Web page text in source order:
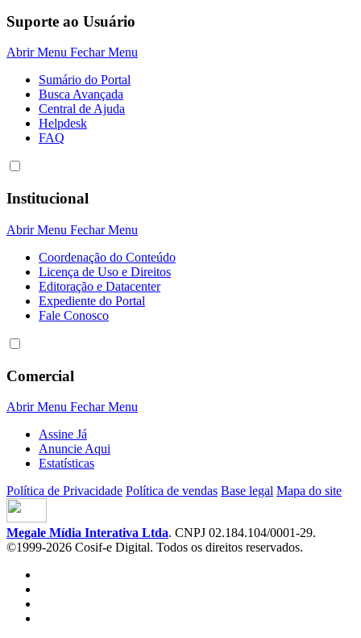
Suporte ao Usuário
Abrir Menu Fechar Menu
Sumário do Portal
Busca Avançada
Central de Ajuda
Helpdesk
FAQ
Institucional
Abrir Menu Fechar Menu
Coordenação do Conteúdo
Licença de Uso e Direitos
Editoração e Datacenter
Expediente do Portal
Fale Conosco
Comercial
Abrir Menu Fechar Menu
Assine Já
Anuncie Aqui
Estatísticas
Política de Privacidade Política de vendas Base legal Mapa do site
Megale Mídia Interativa Ltda. CNPJ 02.184.104/0001-29.
©1999-2026 Cosif-e Digital. Todos os direitos reservados.